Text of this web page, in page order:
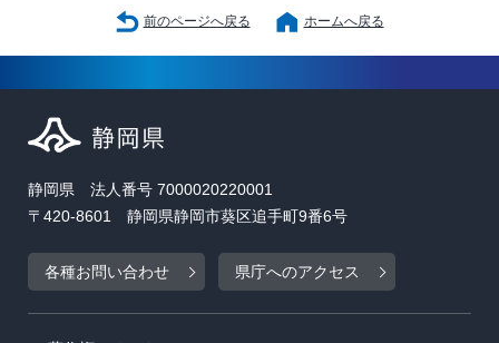
前のページへ戻る ホームへ戻る
静岡県 法人番号 7000020220001
〒420-8601 静岡県静岡市葵区追手町9番6号
各種お問い合わせ 県庁へのアクセス